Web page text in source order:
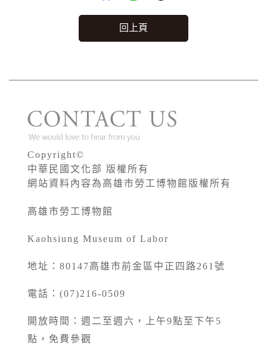
回上頁
Copyright©
中華民國文化部 版權所有
網站資料內容為高雄市勞工博物館版權所有
高雄市勞工博物館
Kaohsiung Museum of Labor
地址：80147高雄市前金區中正四路261號
電話：(07)216-0509
開放時間：週二至週六，上午9點至下午5
點，免費參觀